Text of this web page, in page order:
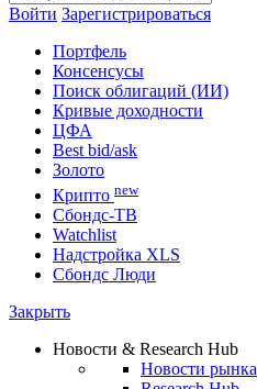
Войти Зарегистрироваться
Портфель
Консенсусы
Поиск облигаций (ИИ)
Кривые доходности
ЦФА
Best bid/ask
Золото
Крипто new
Сбондс-ТВ
Watchlist
Надстройка XLS
Сбондс Люди
Закрыть
Новости & Research Hub
Новости рынка